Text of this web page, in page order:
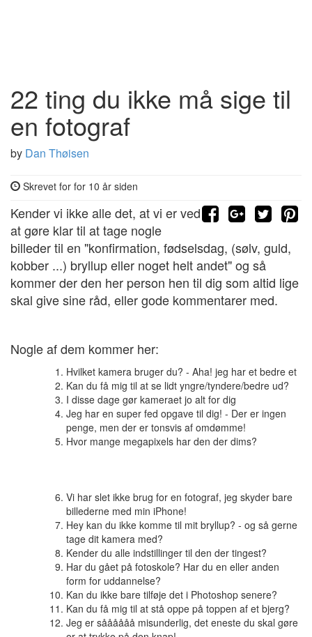
22 ting du ikke må sige til
en fotograf
by Dan Thøisen
Skrevet for for 10 år siden
Kender vi ikke alle det, at vi er ved
at gøre klar til at tage nogle
billeder til en "konfirmation, fødselsdag, (sølv, guld,
kobber ...) bryllup eller noget helt andet" og så
kommer der den her person hen til dig som altid lige
skal give sine råd, eller gode kommentarer med.
Nogle af dem kommer her:
Hvilket kamera bruger du? - Aha! jeg har et bedre et
Kan du få mig til at se lidt yngre/tyndere/bedre ud?
I disse dage gør kameraet jo alt for dig
Jeg har en super fed opgave til dig! - Der er ingen
penge, men der er tonsvis af omdømme!
Hvor mange megapixels har den der dims?
Vi har slet ikke brug for en fotograf, jeg skyder bare
billederne med min iPhone!
Hey kan du ikke komme til mit bryllup? - og så gerne
tage dit kamera med?
Kender du alle indstillinger til den der tingest?
Har du gået på fotoskole? Har du en eller anden
form for uddannelse?
Kan du ikke bare tilføje det i Photoshop senere?
Kan du få mig til at stå oppe på toppen af et bjerg?
Jeg er såååååå misunderlig, det eneste du skal gøre